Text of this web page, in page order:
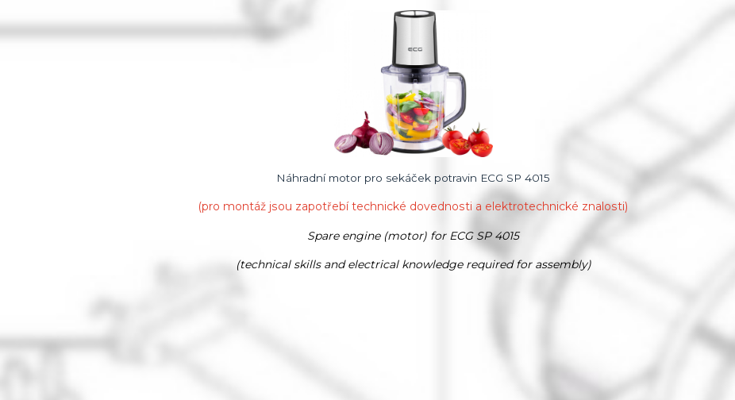
Náhradní motor pro sekáček potravin ECG SP 4015
(pro montáž jsou zapotřebí technické dovednosti a elektrotechnické znalosti)
Spare engine (motor) for ECG SP 4015
(technical skills and electrical knowledge required for assembly)